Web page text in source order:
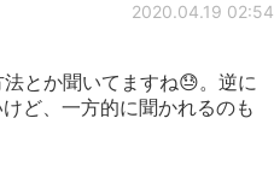
2020.04.19 02:54
とか聞いてますね😓。逆に
ど、一方的に聞かれるのも